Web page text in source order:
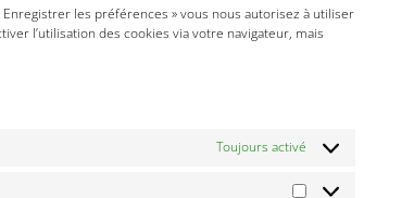
les préférences » vous nous autorisez à utiliser
l’utilisation des cookies via votre navigateur, mais
Toujours activé